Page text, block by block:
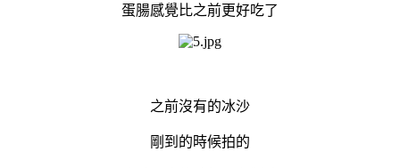
蛋腸感覺比之前更好吃了
之前沒有的冰沙
剛到的時候拍的